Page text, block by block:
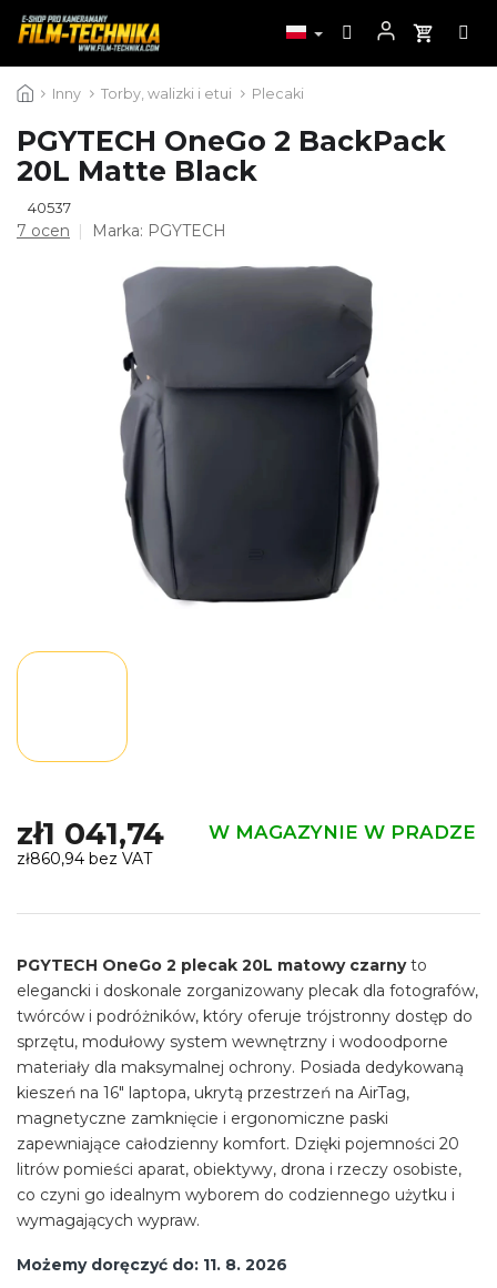
do
Inny Torby, walizki i etui Plecaki
PGYTECH OneGo 2 BackPack
20L Matte Black
40537
Średnia
7 ocen Marka: PGYTECH
zł1 041,74 W MAGAZYNIE W PRADZE
zł860,94 bez VAT
jednostkowa:
Możemy doręczyć do: 11. 8. 2026
PGYTECH OneGo 2 plecak 20L matowy czarnyto
elegancki i doskonale zorganizowany plecak dla fotografów,
twórców i podróżników, który oferuje trójstronny dostęp do
sprzętu, modułowy system wewnętrzny i wodoodporne
materiały dla maksymalnej ochrony. Posiada dedykowaną
kieszeń na 16" laptopa, ukrytą przestrzeń na AirTag,
magnetyczne zamknięcie i ergonomiczne paski
zapewniające całodzienny komfort. Dzięki pojemności 20
litrów pomieści aparat, obiektywy, drona i rzeczy osobiste,
co czyni go idealnym wyborem do codziennego użytku i
wymagających wypraw.